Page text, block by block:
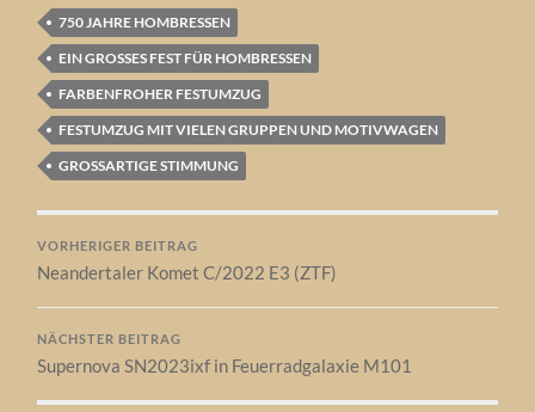
750 JAHRE HOMBRESSEN
EIN GROSSES FEST FÜR HOMBRESSEN
FARBENFROHER FESTUMZUG
FESTUMZUG MIT VIELEN GRUPPEN UND MOTIVWAGEN
GROSSARTIGE STIMMUNG
VORHERIGER BEITRAG
Neandertaler Komet C/2022 E3 (ZTF)
NÄCHSTER BEITRAG
Supernova SN2023ixf in Feuerradgalaxie M101